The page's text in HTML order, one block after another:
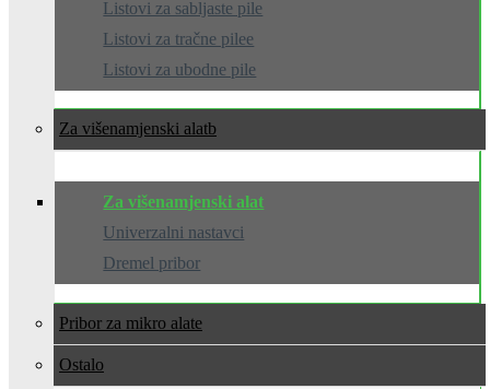
Listovi za sabljaste pile
Listovi za tračne pilee
Listovi za ubodne pile
Za višenamjenski alat
Za višenamjenski alat
Univerzalni nastavci
Dremel pribor
Pribor za mikro alate
Ostalo